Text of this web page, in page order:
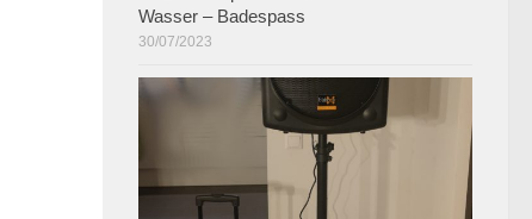
Wasser – Badespass
30/07/2023